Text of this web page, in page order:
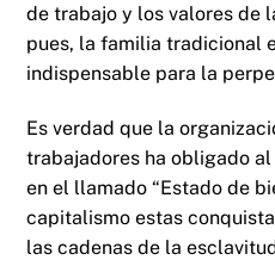
de trabajo y los valores de
pues, la familia tradicional
indispensable para la
Es verdad que la
trabajadores ha obligado
en el llamado “Estado de
capitalismo estas
las cadenas de la